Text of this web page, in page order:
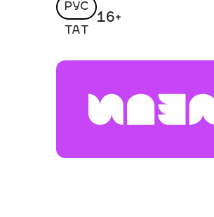
РУС
ТАТ
16+